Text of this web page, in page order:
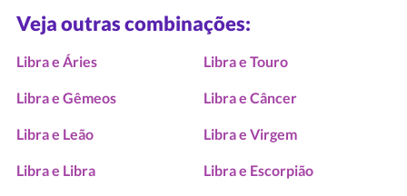
Veja outras combinações:
Libra e Áries Libra e Touro
Libra e Gêmeos Libra e Câncer
Libra e Leão Libra e Virgem
Libra e Libra Libra e Escorpião